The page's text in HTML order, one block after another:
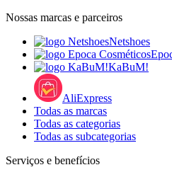
Nossas marcas e parceiros
Netshoes
KaBuM!
AliExpress
Todas as marcas
Todas as categorias
Todas as subcategorias
Serviços e benefícios